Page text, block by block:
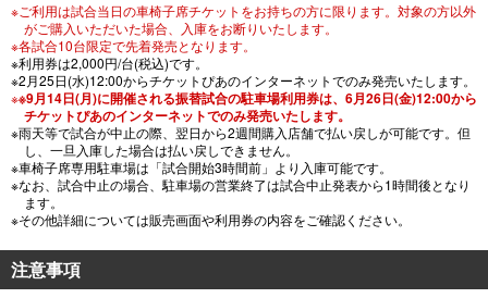
※ご利用は試合当日の車椅子席チケットをお持ちの方に限ります。対象の方以外
がご購入いただいた場合、入庫をお断りいたします。
※各試合10台限定で先着発売となります。
※利用券は2,000円/台(税込)です。
※2月25日(水)12:00からチケットぴあのインターネットでのみ発売いたします。
※※9月14日(月)に開催される振替試合の駐車場利用券は、6月26日(金)12:00から
チケットぴあのインターネットでのみ発売いたします。
※雨天等で試合が中止の際、翌日から2週間購入店舗で払い戻しが可能です。但
し、一旦入庫した場合は払い戻しできません。
※車椅子席専用駐車場は「試合開始3時間前」より入庫可能です。
※なお、試合中止の場合、駐車場の営業終了は試合中止発表から1時間後となり
ます。
※その他詳細については販売画面や利用券の内容をご確認ください。
注意事項